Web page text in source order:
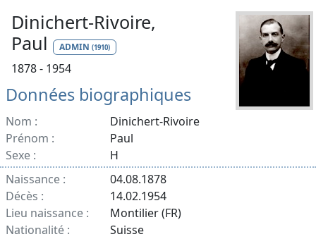
Dinichert-Rivoire,
Paul
ADMIN (1910)
1878 - 1954
Données biographiques
Nom :
Dinichert-Rivoire
Prénom :
Paul
Sexe :
H
Naissance :
04.08.1878
Décès :
14.02.1954
Lieu naissance :
Montilier (FR)
Nationalité :
Suisse